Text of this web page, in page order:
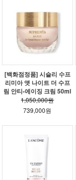
[백화점정품] 시슬리 수프
리미아 앳 나이트 더 수프
림 안티-에이징 크림 50ml
1,050,000원
739,000원